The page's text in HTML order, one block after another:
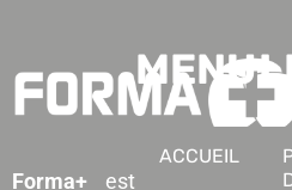
Forma+ est
MENU
ACCUEIL